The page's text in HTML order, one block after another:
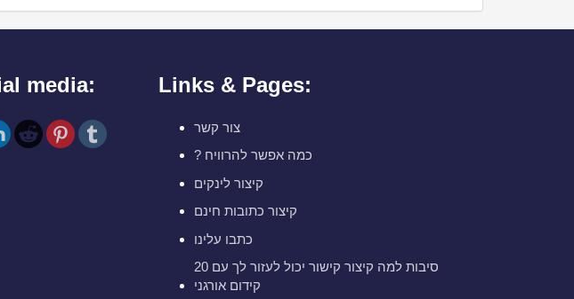
media: Links & Pages:
צור קשר
? כמה אפשר להרוויח
קיצור לינקים
קיצור כתובות חינם
כתבו עלינו
20 סיבות למה קיצור קישור יכול לעזור לך עם
קידום אורגני